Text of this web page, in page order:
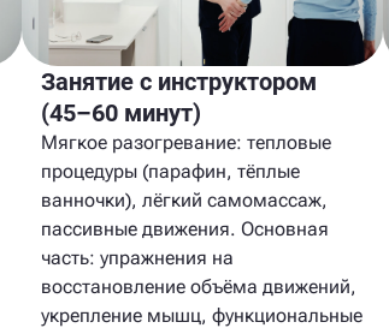
Занятие с инструктором
(45–60 минут)
Мягкое разогревание: тепловые
процедуры (парафин, тёплые
ванночки), лёгкий самомассаж,
пассивные движения. Основная
часть: упражнения на
восстановление объёма движений,
укрепление мышц, функциональные